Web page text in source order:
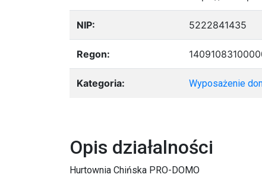
NIP: 5222841435
Regon:
Kategoria: Wyposażenie
Opis działalności
Hurtownia Chińska PRO-DOMO